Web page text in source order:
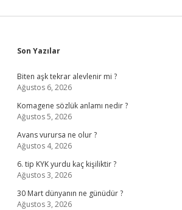
Sidebar
Son Yazılar
Biten aşk tekrar alevlenir mi ?
Ağustos 6, 2026
Komagene sözlük anlamı nedir ?
Ağustos 5, 2026
Avans vurursa ne olur ?
Ağustos 4, 2026
6. tip KYK yurdu kaç kişiliktir ?
Ağustos 3, 2026
30 Mart dünyanın ne günüdür ?
Ağustos 3, 2026